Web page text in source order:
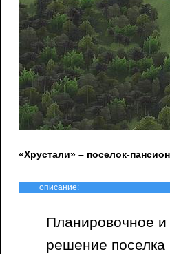
«Хрустали» – поселок-
описание:
Планировочное и
решение поселка